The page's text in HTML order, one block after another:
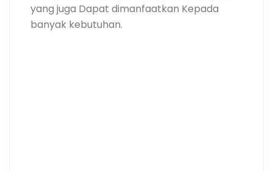
yang juga Dapat dimanfaatkan Kepada
banyak kebutuhan.